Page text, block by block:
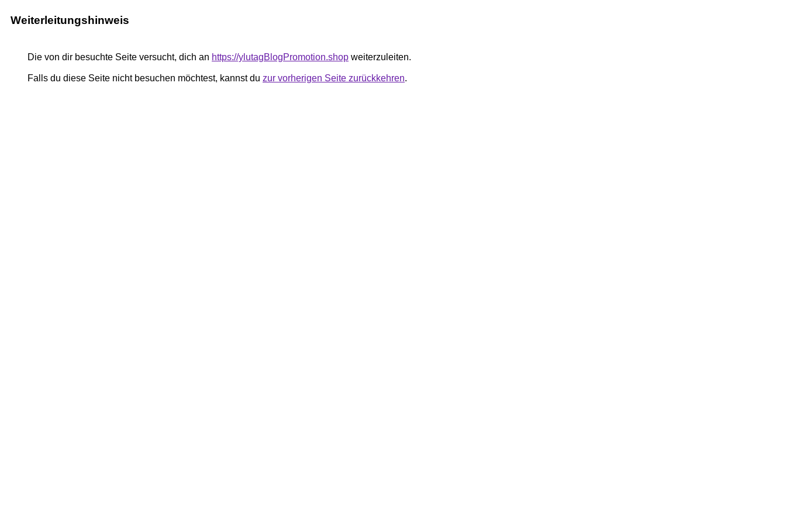
Weiterleitungshinweis
Die von dir besuchte Seite versucht, dich an https://ylutagBlogPromotion.shop weiterzuleiten.
Falls du diese Seite nicht besuchen möchtest, kannst du zur vorherigen Seite zurückkehren.